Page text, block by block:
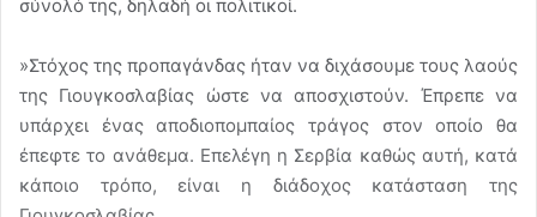
σύνολό της, δηλαδή οι πολιτικοί.
»Στόχος της προπαγάνδας ήταν να διχάσουμε τους λαούς
της Γιουγκοσλαβίας ώστε να αποσχιστούν. Έπρεπε να
υπάρχει ένας αποδιοπομπαίος τράγος στον οποίο θα
έπεφτε το ανάθεμα. Επελέγη η Σερβία καθώς αυτή, κατά
κάποιο τρόπο, είναι η διάδοχος κατάσταση της